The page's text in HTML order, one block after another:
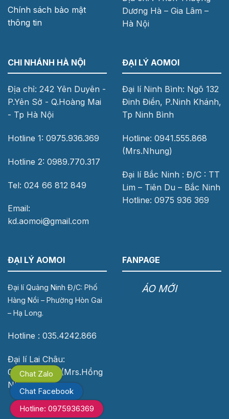
Chính sách bảo mật
thông tin
Dương Hà – Gia Lâm –
Hà Nội
CHI NHÁNH HÀ NỘI
Địa chỉ: 242 Yên Duyên -
P.Yên Sở - Q.Hoàng Mai
- Tp Hà Nội
Hotline 1: 0975.936.369
Hotline 2: 0989.770.317
Tel: 024 66 812 849
Email:
kd.aomoi@gmail.com
ĐẠI LÝ AOMOI
Đại lí Ninh Bình: Ngõ 132
Đinh Điền, P.Ninh Khánh,
Tp Ninh Bình
Hotline: 0941.555.868
(Mrs.Nhung)
Đại lí Bắc Ninh : Đ/C : TT
Lim – Tiên Du – Bắc Ninh
Hotline: 0975 936 369
ĐẠI LÝ AOMOI
Đại lí Quảng Ninh Đ/C: Phố
Hàng Nồi – Phường Hòn Gai
– Hạ Long.
Hotline : 035.4242.866
Đại lí Lai Châu:
0976.118.683 (Mrs.Hồng
Nhung)
FANPAGE
ÁO MỚI
Chat Zalo
Chat Facebook
Hotline: 0975936369